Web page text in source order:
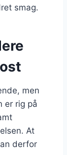
smag.
men
er rig på
At
derfor